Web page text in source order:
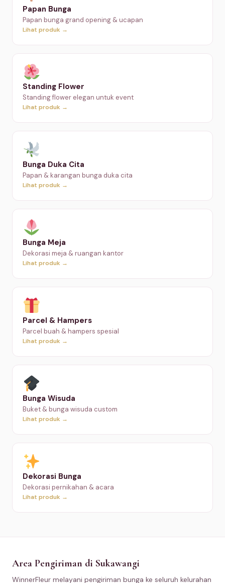
Papan Bunga
Papan bunga grand opening & ucapan
Lihat produk →
Standing Flower
Standing flower elegan untuk event
Lihat produk →
Bunga Duka Cita
Papan & karangan bunga duka cita
Lihat produk →
Bunga Meja
Dekorasi meja & ruangan kantor
Lihat produk →
Parcel & Hampers
Parcel buah & hampers spesial
Lihat produk →
Bunga Wisuda
Buket & bunga wisuda custom
Lihat produk →
Dekorasi Bunga
Dekorasi pernikahan & acara
Lihat produk →
Area Pengiriman di Sukawangi
WinnerFleur melayani pengiriman bunga ke seluruh kelurahan